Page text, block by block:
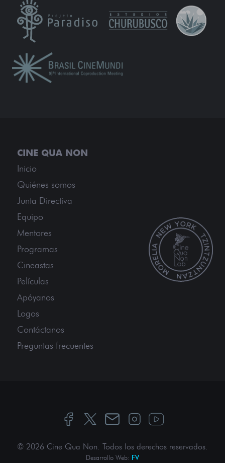
Inicio
Quiénes somos
Junta Directiva
Equipo
Mentores
Programas
Cineastas
Películas
Apóyanos
Logos
Contáctanos
Preguntas frecuentes
© 2026 Cine Qua Non. Todos los derechos reservados.
Desarrollo Web: FV